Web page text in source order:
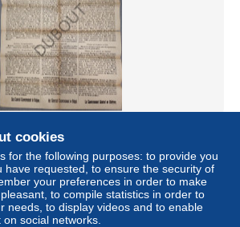
- Mededeling Duitsche Generaal
- 17 juni, (V2740)
± US$23.04
Private individual
cookies
for the following purposes: to provide you
have requested, to ensure the security of
your preferences in order to make
to compile statistics in order to
needs, to display videos and to enable
social networks.